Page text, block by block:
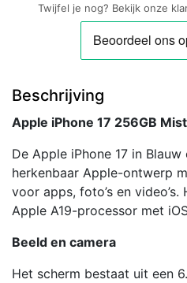
Twijfel je nog? Bekijk onze
Beschrijving
Apple iPhone 17 256GB
De Apple iPhone 17 in
herkenbaar Apple-ontwerp
voor apps, foto’s en
Apple A19-processor met
Beeld en camera
Het scherm bestaat uit een